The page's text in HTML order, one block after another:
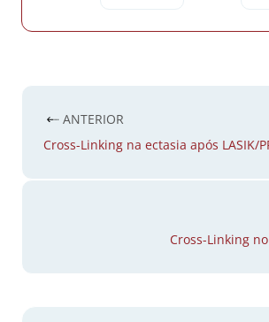
ANTERIOR
Cross-Linking na ectasia após LASIK/
Cross-Linking